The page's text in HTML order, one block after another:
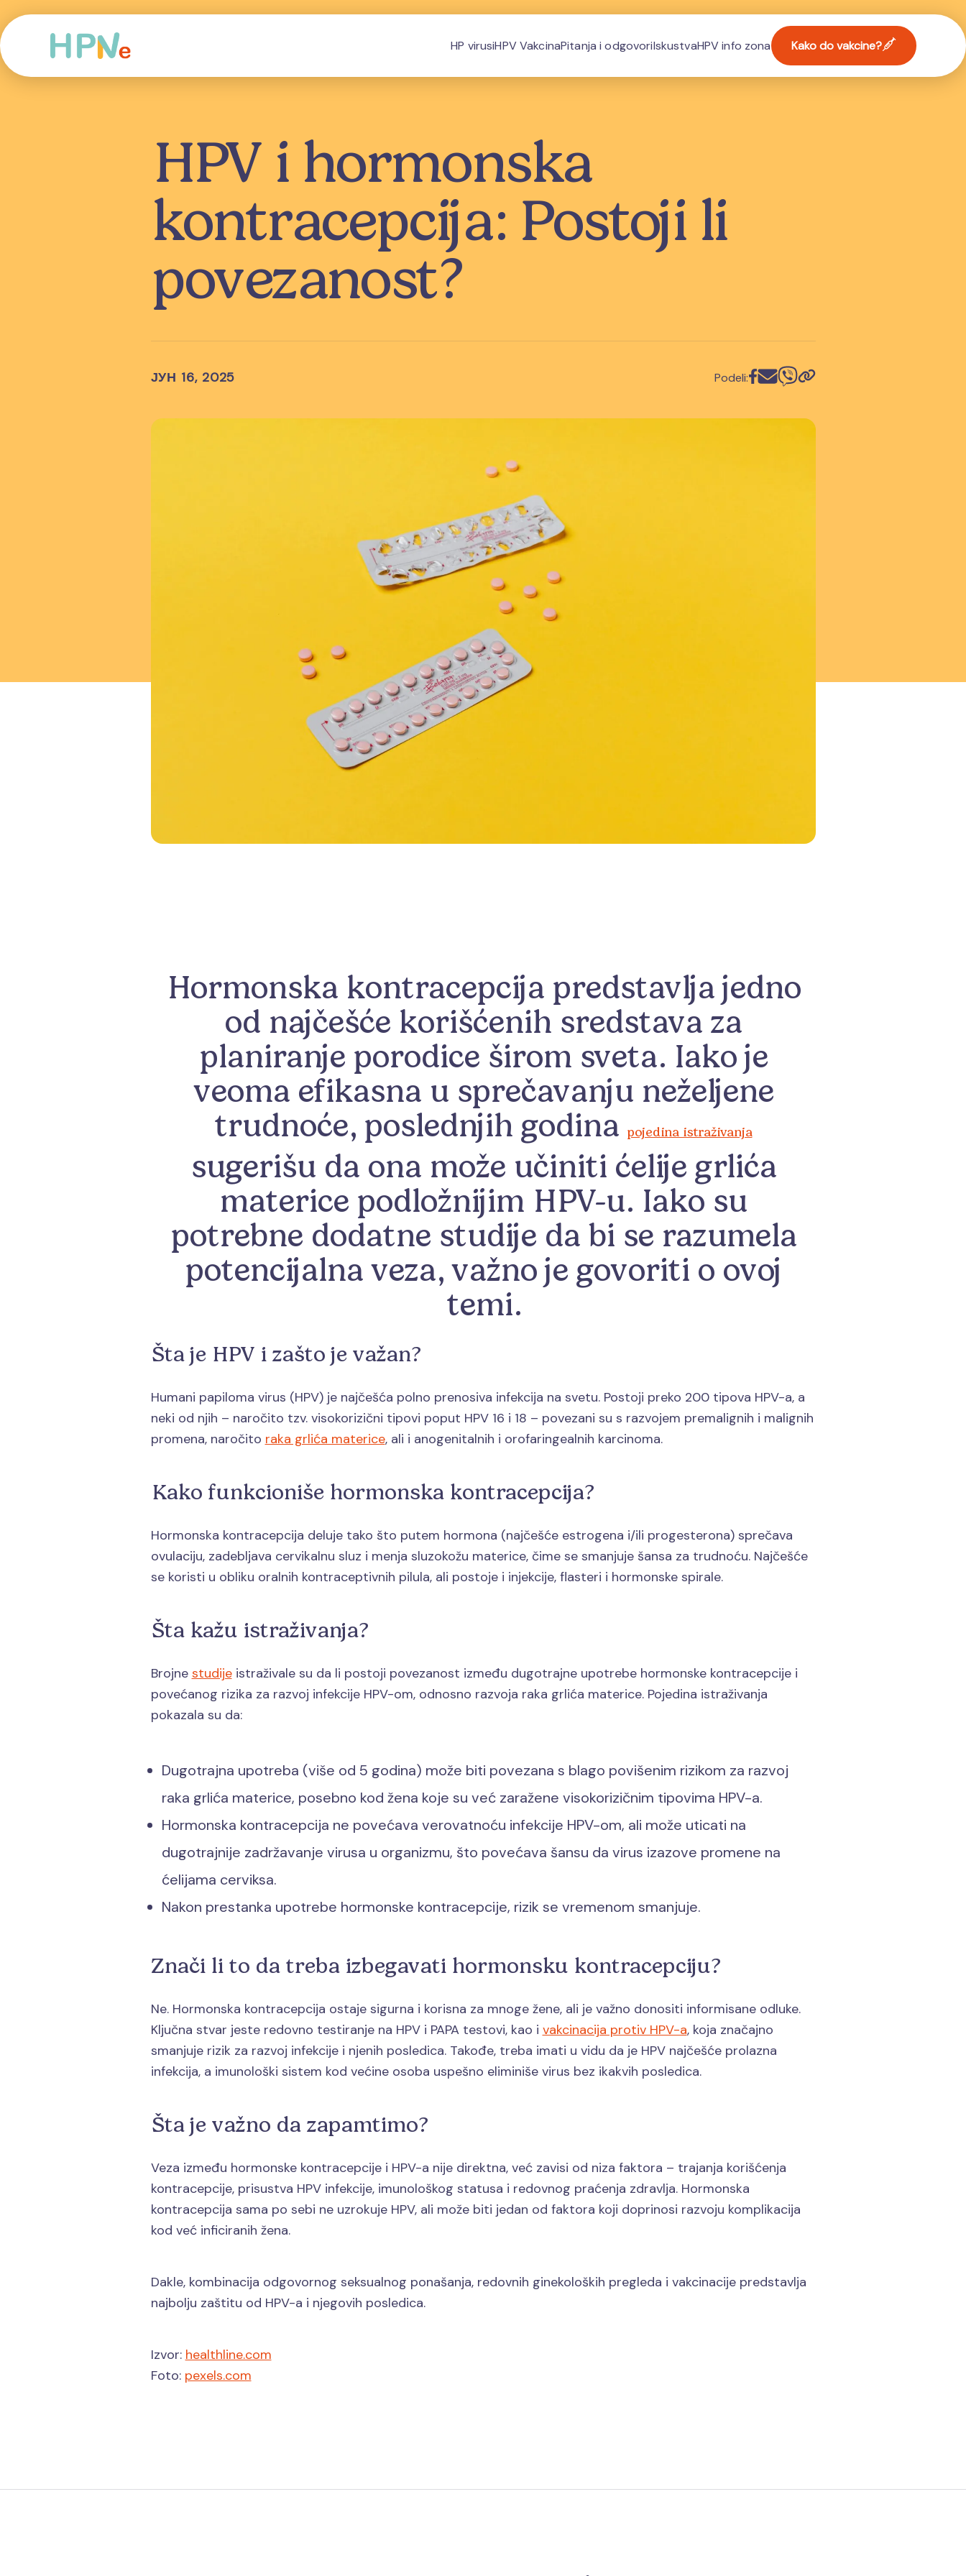
HP virusiHPV VakcinaPitanja i odgovoriIskustvaHPV info zona Kako do vakcine?
HPV i hormonska
kontracepcija: Postoji li
povezanost?
ЈУН 16, 2025 Podeli:
Hormonska kontracepcija predstavlja jedno
od najčešće korišćenih sredstava za
planiranje porodice širom sveta. Iako je
veoma efikasna u sprečavanju neželjene
trudnoće, poslednjih godina pojedina istraživanja
sugerišu da ona može učiniti ćelije grlića
materice podložnijim HPV-u. Iako su
potrebne dodatne studije da bi se razumela
potencijalna veza, važno je govoriti o ovoj
temi.
Šta je HPV i zašto je važan?
Humani papiloma virus (HPV) je najčešća polno prenosiva infekcija na svetu. Postoji preko 200 tipova HPV-a, a
neki od njih – naročito tzv. visokorizični tipovi poput HPV 16 i 18 – povezani su s razvojem premalignih i malignih
promena, naročito raka grlića materice, ali i anogenitalnih i orofaringealnih karcinoma.
Kako funkcioniše hormonska kontracepcija?
Hormonska kontracepcija deluje tako što putem hormona (najčešće estrogena i/ili progesterona) sprečava
ovulaciju, zadebljava cervikalnu sluz i menja sluzokožu materice, čime se smanjuje šansa za trudnoću. Najčešće
se koristi u obliku oralnih kontraceptivnih pilula, ali postoje i injekcije, flasteri i hormonske spirale.
Šta kažu istraživanja?
Brojne studijeistraživale su da li postoji povezanost između dugotrajne upotrebe hormonske kontracepcije i
povećanog rizika za razvoj infekcije HPV-om, odnosno razvoja raka grlića materice. Pojedina istraživanja
pokazala su da:
Dugotrajna upotreba (više od 5 godina) može biti povezana s blago povišenim rizikom za razvoj
raka grlića materice, posebno kod žena koje su već zaražene visokorizičnim tipovima HPV-a.
Hormonska kontracepcija ne povećava verovatnoću infekcije HPV-om, ali može uticati na
dugotrajnije zadržavanje virusa u organizmu, što povećava šansu da virus izazove promene na
ćelijama cerviksa.
Nakon prestanka upotrebe hormonske kontracepcije, rizik se vremenom smanjuje.
Znači li to da treba izbegavati hormonsku kontracepciju?
Ne. Hormonska kontracepcija ostaje sigurna i korisna za mnoge žene, ali je važno donositi informisane odluke.
Ključna stvar jeste redovno testiranje na HPV i PAPA testovi, kao i vakcinacija protiv HPV-a, koja značajno
smanjuje rizik za razvoj infekcije i njenih posledica. Takođe, treba imati u vidu da je HPV najčešće prolazna
infekcija, a imunološki sistem kod većine osoba uspešno eliminiše virus bez ikakvih posledica.
Šta je važno da zapamtimo?
Veza između hormonske kontracepcije i HPV-a nije direktna, već zavisi od niza faktora – trajanja korišćenja
kontracepcije, prisustva HPV infekcije, imunološkog statusa i redovnog praćenja zdravlja. Hormonska
kontracepcija sama po sebi ne uzrokuje HPV, ali može biti jedan od faktora koji doprinosi razvoju komplikacija
kod već inficiranih žena.
Dakle, kombinacija odgovornog seksualnog ponašanja, redovnih ginekoloških pregleda i vakcinacije predstavlja
najbolju zaštitu od HPV-a i njegovih posledica.
Izvor: healthline.com
Foto: pexels.com